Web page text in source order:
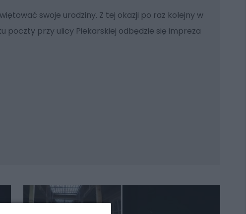
swoje urodziny. Z tej okazji po raz kolejny w
poczty przy ulicy Piekarskiej odbędzie się impreza